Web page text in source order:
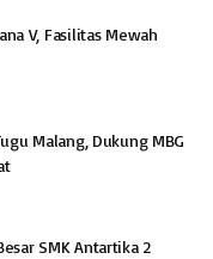
V, Fasilitas Mewah
Malang, Dukung MBG
SMK Antartika 2